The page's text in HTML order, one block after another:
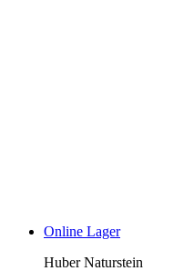
Online Lager
Huber Naturstein